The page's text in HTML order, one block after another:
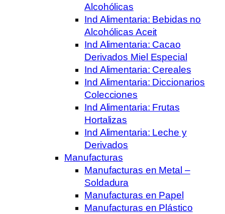
Alcohólicas
Ind Alimentaria: Bebidas no
Alcohólicas Aceit
Ind Alimentaria: Cacao
Derivados Miel Especial
Ind Alimentaria: Cereales
Ind Alimentaria: Diccionarios
Colecciones
Ind Alimentaria: Frutas
Hortalizas
Ind Alimentaria: Leche y
Derivados
Manufacturas
Manufacturas en Metal –
Soldadura
Manufacturas en Papel
Manufacturas en Plástico